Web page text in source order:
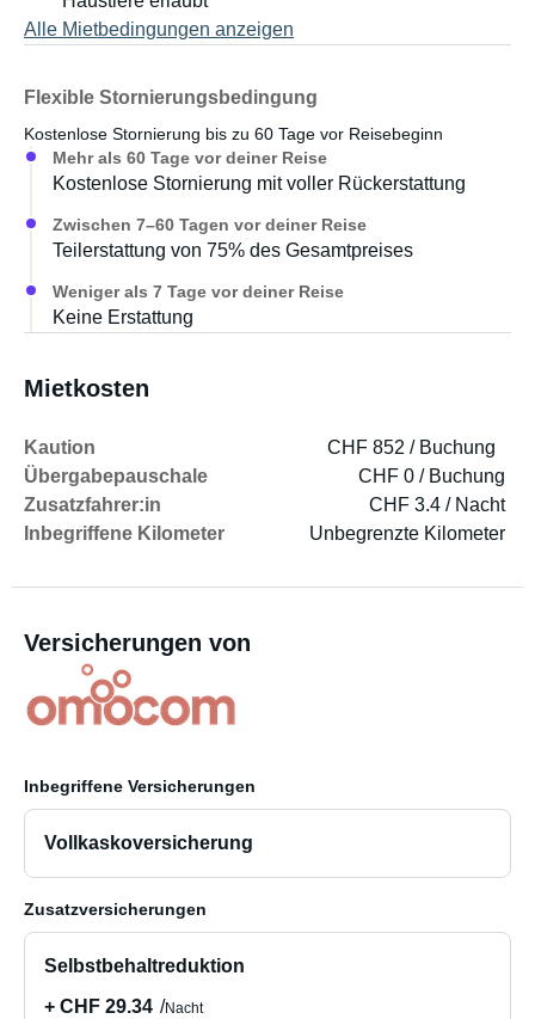
Alle Mietbedingungen anzeigen
Flexible Stornierungsbedingung
Kostenlose Stornierung bis zu 60 Tage vor Reisebeginn
Mehr als 60 Tage vor deiner Reise
Kostenlose Stornierung mit voller Rückerstattung
Zwischen 7–60 Tagen vor deiner Reise
Teilerstattung von 75% des Gesamtpreises
Weniger als 7 Tage vor deiner Reise
Keine Erstattung
Mietkosten
Kaution
CHF 852 / Buchung
Übergabepauschale
CHF 0 / Buchung
Zusatzfahrer:in
CHF 3.4 / Nacht
Inbegriffene Kilometer
Unbegrenzte Kilometer
Versicherungen von
Inbegriffene Versicherungen
Vollkaskoversicherung
Zusatzversicherungen
Selbstbehaltreduktion
+ CHF 29.34
Nacht